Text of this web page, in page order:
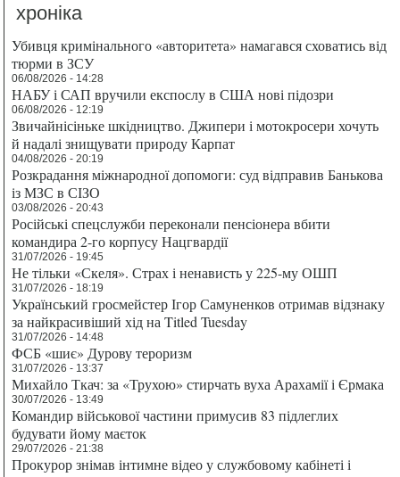
хроніка
Убивця кримінального «авторитета» намагався сховатись від
тюрми в ЗСУ
06/08/2026 - 14:28
НАБУ і САП вручили експослу в США нові підозри
06/08/2026 - 12:19
Звичайнісіньке шкідництво. Джипери і мотокросери хочуть
й надалі знищувати природу Карпат
04/08/2026 - 20:19
Розкрадання міжнародної допомоги: суд відправив Банькова
із МЗС в СІЗО
03/08/2026 - 20:43
Російські спецслужби переконали пенсіонера вбити
командира 2-го корпусу Нацгвардії
31/07/2026 - 19:45
Не тільки «Скеля». Страх і ненависть у 225-му ОШП
31/07/2026 - 18:19
Український гросмейстер Ігор Самуненков отримав відзнаку
за найкрасивіший хід на Titled Tuesday
31/07/2026 - 14:48
ФСБ «шиє» Дурову тероризм
31/07/2026 - 13:37
Михайло Ткач: за «Трухою» стирчать вуха Арахамії і Єрмака
30/07/2026 - 13:49
Командир військової частини примусив 83 підлеглих
будувати йому маєток
29/07/2026 - 21:38
Прокурор знімав інтимне відео у службовому кабінеті і